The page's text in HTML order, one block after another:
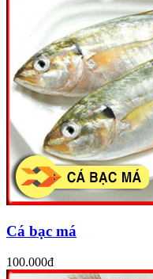
Cá bạc má
100.000đ